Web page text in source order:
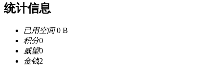
统计信息
已用空间0 B
积分0
威望0
金钱2